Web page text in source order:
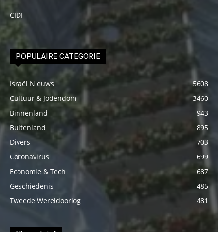
CIDI
POPULAIRE CATEGORIE
Israël Nieuws
5608
Cultuur & Jodendom
3460
Binnenland
943
Buitenland
895
Divers
703
Coronavirus
699
Economie & Tech
687
Geschiedenis
485
Tweede Wereldoorlog
481